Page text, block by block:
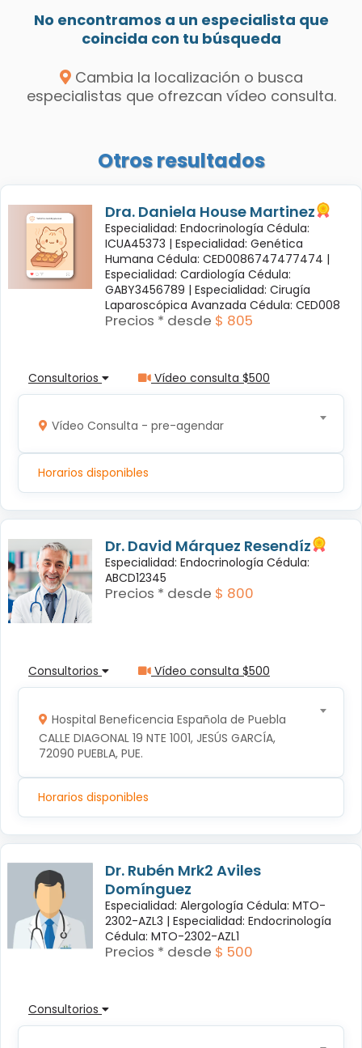
No encontramos a un especialista que
coincida con tu búsqueda
Cambia la localización o busca
especialistas que ofrezcan vídeo consulta.
Otros resultados
Dra. Daniela House Martinez
Especialidad: Endocrinología Cédula:
ICUA45373 | Especialidad: Genética
Humana Cédula: CED0086747477474 |
Especialidad: Cardiología Cédula:
GABY3456789 | Especialidad: Cirugía
Laparoscópica Avanzada Cédula: CED008
Precios * desde $ 805
Consultorios Vídeo consulta $500
Vídeo Consulta - pre-agendar
Horarios disponibles
Dr. David Márquez Resendíz
Especialidad: Endocrinología Cédula:
ABCD12345
Precios * desde $ 800
Consultorios Vídeo consulta $500
Hospital Beneficencia Española de Puebla
CALLE DIAGONAL 19 NTE 1001, JESÚS GARCÍA,
72090 PUEBLA, PUE.
Horarios disponibles
Dr. Rubén Mrk2 Aviles
Domínguez
Especialidad: Alergología Cédula: MTO-
2302-AZL3 | Especialidad: Endocrinología
Cédula: MTO-2302-AZL1
Precios * desde $ 500
Consultorios